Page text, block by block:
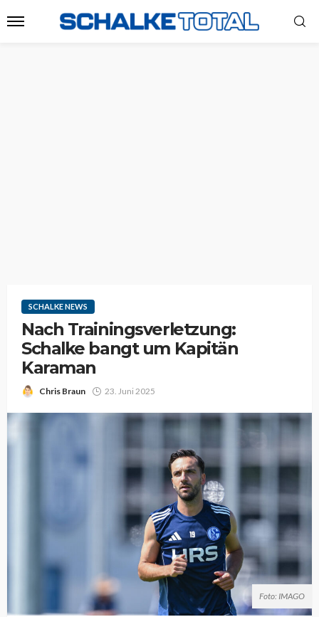
SCHALKE NEWS
Nach Trainingsverletzung:
Schalke bangt um Kapitän
Karaman
Chris Braun 23. Juni 2025
Foto: IMAGO